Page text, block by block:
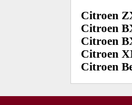
Citroen
Citroen
Citroen
Citroen
Citroen